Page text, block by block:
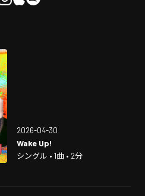
2026-04-30
Wake Up!
シングル • 1曲 • 2分